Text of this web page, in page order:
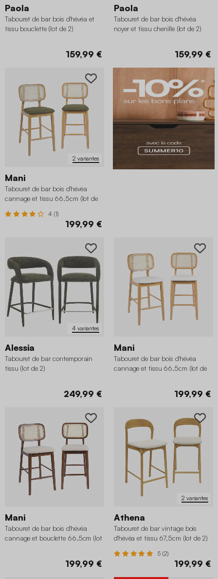
Paola
Tabouret de bar bois d'hévéa et
tissu bouclette (lot de 2)
159,99 €
Paola
Tabouret de bar bois d'hévéa
noyer et tissu chenille (lot de 2)
159,99 €
2 variantes
Mani
Tabouret de bar bois d'hévéa
cannage et tissu 66,5cm (lot de
4 (1)
199,99 €
4 variantes
Alessia
Tabouret de bar contemporain
tissu (lot de 2)
249,99 €
Mani
Tabouret de bar bois d'hévéa
cannage et tissu 66,5cm (lot de
199,99 €
Mani
Tabouret de bar bois d'hévéa
cannage et bouclette 66,5cm (lot
199,99 €
2 variantes
Athena
Tabouret de bar vintage bois
d'hévéa et tissu 67,5cm (lot de 2)
5 (2)
199,99 €